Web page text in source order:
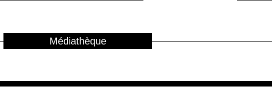
Médiathèque